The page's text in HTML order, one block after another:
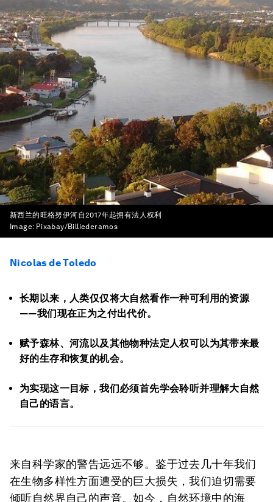
新西兰的旺格努伊河自2017年起拥有法人权利
Image: Pixabay/Billiederamos
Nicolas de Toledo
长期以来，人类仅仅将大自然看作一种可利用的资源
——我们现在正为之付出代价。
赋予森林、河流以及其他物种法定人权可以为其带来最
好的生存和恢复的机会。
为实现这一目标，我们必须首先学会聆听并理解大自然
自己的语言。
来自科学家的警告远远不够。鉴于过去几十年我们
在生物多样性方面遭受的巨大损失，我们迫切需要
倾听自然界自己的声音。如今，自然环境中的海